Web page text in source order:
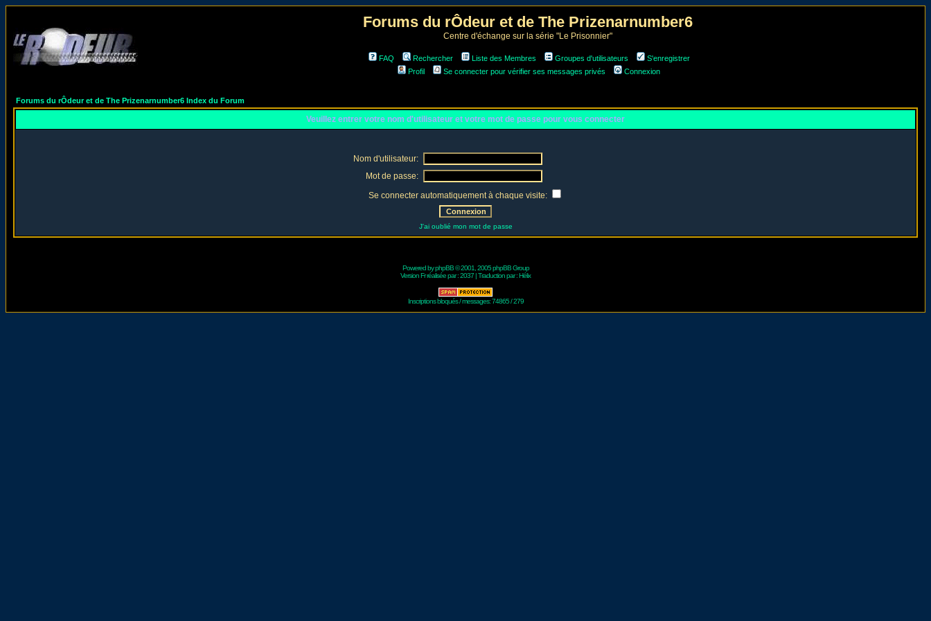
Forums du rÔdeur et de The Prizenarnumber6
Centre d'échange sur la série "Le Prisonnier"
FAQ Rechercher Liste des Membres Groupes d'utilisateurs
S'enregistrer
Profil
Se connecter pour vérifier ses messages privés Connexion
Forums du rÔdeur et de The Prizenarnumber6 Index du Forum
Veuillez entrer votre nom d'utilisateur et votre mot de passe pour vous connecter
Nom d'utilisateur:
Mot de passe:
Se connecter automatiquement à chaque visite:
J'ai oublié mon mot de passe
Powered byphpBB© 2001, 2005 phpBB Group
Version Fr réalisée par :2037 | Traduction par :Hélix
Inscriptions bloqués / messages: 74865 / 279